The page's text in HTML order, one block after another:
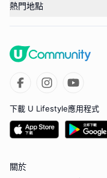
熱門地點
下載 U Lifestyle應用程式
關於